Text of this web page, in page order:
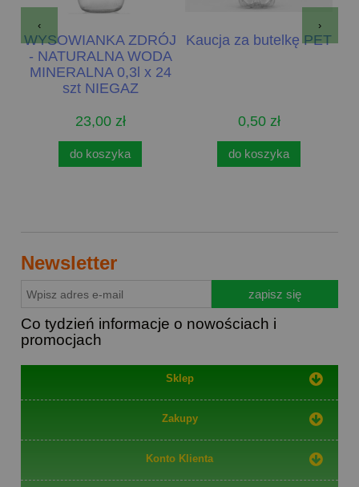
WYSOWIANKA ZDRÓJ
- NATURALNA WODA
MINERALNA 0,3l x 24
szt NIEGAZ
23,00 zł
do koszyka
Kaucja za butelkę PET
0,50 zł
do koszyka
‹ ›
Newsletter
zapisz się
Co tydzień informacje o nowościach i
promocjach
Sklep
Zakupy
Konto Klienta